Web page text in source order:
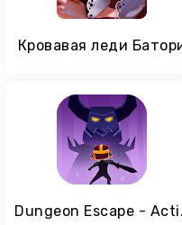
Кровавая леди